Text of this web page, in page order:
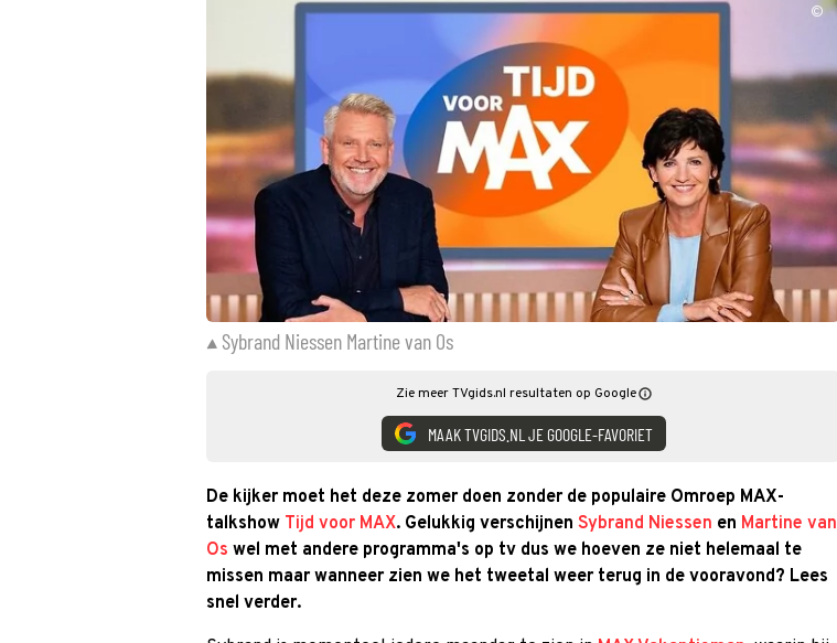
©
Sybrand Niessen Martine van Os
Zie meer TVgids.nl resultaten op Google
MAAK TVGIDS.NL JE GOOGLE-FAVORIET
De kijker moet het deze zomer doen zonder de populaire Omroep MAX-
talkshow Tijd voor MAX. Gelukkig verschijnen Sybrand Niessen en Martine van
Os wel met andere programma's op tv dus we hoeven ze niet helemaal te
missen maar wanneer zien we het tweetal weer terug in de vooravond? Lees
snel verder.